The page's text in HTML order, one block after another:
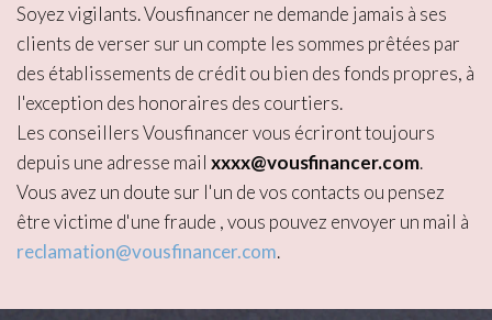
Soyez vigilants. Vousfinancer ne demande jamais à ses
clients de verser sur un compte les sommes prêtées par
des établissements de crédit ou bien des fonds propres, à
l'exception des honoraires des courtiers.
Les conseillers Vousfinancer vous écriront toujours
depuis une adresse mail xxxx@vousfinancer.com.
Vous avez un doute sur l'un de vos contacts ou pensez
être victime d'une fraude , vous pouvez envoyer un mail à
reclamation@vousfinancer.com.